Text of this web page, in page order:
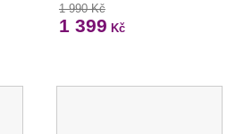
1 990 Kč
1 399 Kč